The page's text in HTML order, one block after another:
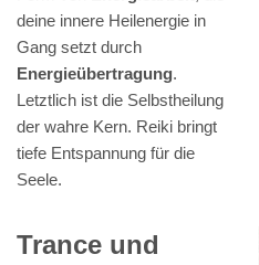
deine innere Heilenergie in
Gang setzt durch
Energieübertragung.
Letztlich ist die Selbstheilung
der wahre Kern. Reiki bringt
tiefe Entspannung für die
Seele.
Trance und